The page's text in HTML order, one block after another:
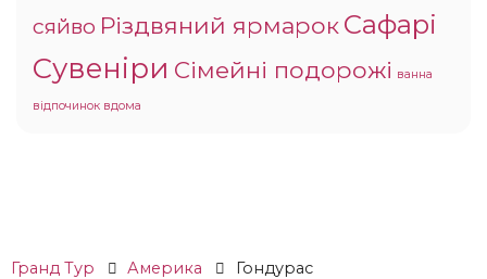
сяйво Різдвяний ярмарокСафарі
Сувеніри Сімейні подорожі ванна
відпочинок вдома
Гранд Тур Америка Гондурас